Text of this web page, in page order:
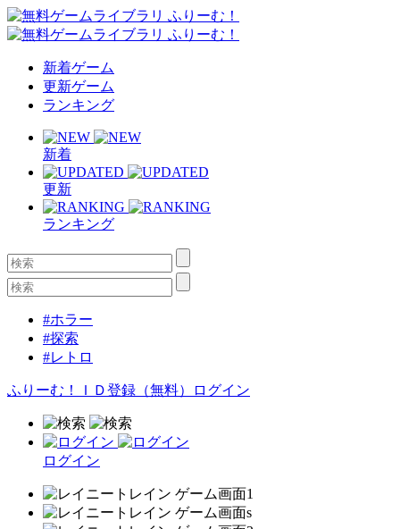
新着ゲーム
更新ゲーム
ランキング
新着
更新
ランキング
#ホラー
#探索
#レトロ
ふりーむ！ＩＤ登録（無料） ログイン
ログイン